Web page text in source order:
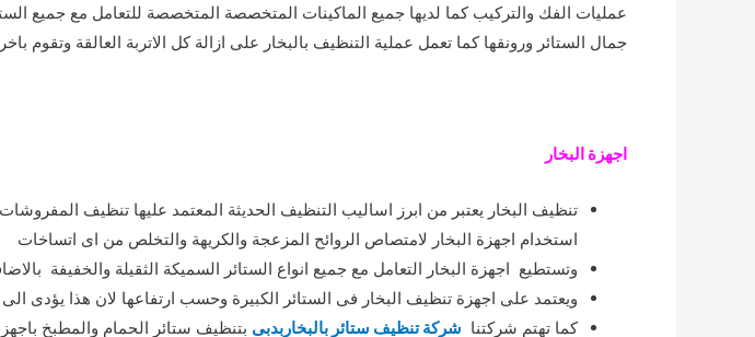
عمليات الفك والتركيب كما لديها جميع الماكينات المتخصصة المتخصصة للتعامل مع جميع
جمال الستائر ورونقها كما تعمل عملية التنظيف بالبخار على ازالة كل الاتربة العالقة وتقوم
اجهزة البخار
تنظيف البخار يعتبر من ابرز اساليب التنظيف الحديثة المعتمد عليها تنظيف
استخدام اجهزة البخار لامتصاص الروائح المزعجة والكريهة والتخلص من اى اتساخات
وتستطيع اجهزة البخار التعامل مع جميع انواع الستائر السميكة الثقيلة والخفيفة
ويعتمد على اجهزة تنظيف البخار فى الستائر الكبيرة وحسب ارتفاعها لان هذا يؤدى
كما تهتم شركتنا شركة تنظيف ستائر بالبخاربدبى بتنظيف ستائر الحمام والمطبخ